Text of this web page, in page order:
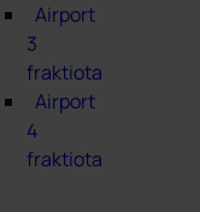
Airport
3
fraktiota
Airport
4
fraktiota